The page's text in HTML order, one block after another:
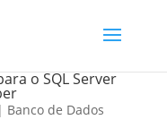
o SQL Server
Banco de Dados